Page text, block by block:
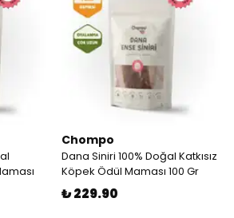
Chompo
Dana Siniri 100% Doğal Katkısız
Köpek Ödül Maması 100 Gr
₺ 229.90